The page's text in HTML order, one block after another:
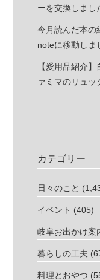
ーを交換しまし
今月読んだ本の
noteに移動しま
【愛用品紹介
ァミマのリュッ
カテゴリー
日々のこと
イベント (405)
岐阜お出かけ案
暮らしの工夫
料理とおやつ